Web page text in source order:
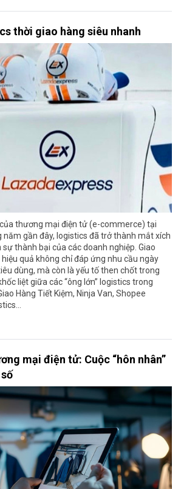
thời giao hàng siêu nhanh
thương mại điện tử (e-commerce) tại
gần đây, logistics đã trở thành mắt xích
thành bại của các doanh nghiệp. Giao
quả không chỉ đáp ứng nhu cầu ngày
dùng, mà còn là yếu tố then chốt trong
liệt giữa các “ông lớn” logistics trong
Hàng Tiết Kiệm, Ninja Van, Shopee
mại điện tử: Cuộc “hôn nhân”